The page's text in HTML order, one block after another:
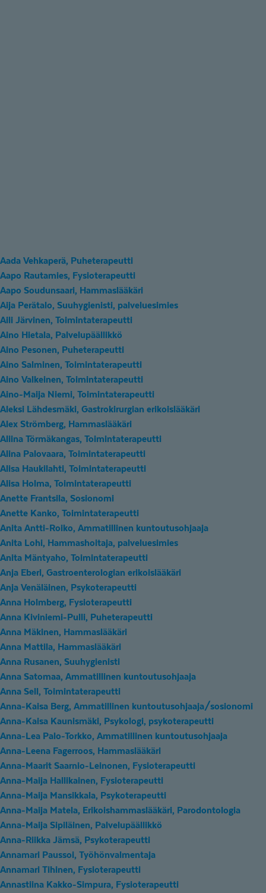
Aada Vehkaperä, Puheterapeutti
Aapo Rautamies, Fysioterapeutti
Aapo Soudunsaari, Hammaslääkäri
Aija Perätalo, Suuhygienisti, palveluesimies
Aili Järvinen, Toimintaterapeutti
Aino Hietala, Palvelupäällikkö
Aino Pesonen, Puheterapeutti
Aino Salminen, Toimintaterapeutti
Aino Valkeinen, Toimintaterapeutti
Aino-Maija Niemi, Toimintaterapeutti
Aleksi Lähdesmäki, Gastrokirurgian erikoislääkäri
Alex Strömberg, Hammaslääkäri
Aliina Törmäkangas, Toimintaterapeutti
Alina Palovaara, Toimintaterapeutti
Alisa Haukilahti, Toimintaterapeutti
Alisa Holma, Toimintaterapeutti
Anette Frantsila, Sosionomi
Anette Kanko, Toimintaterapeutti
Anita Antti-Roiko, Ammatillinen kuntoutusohjaaja
Anita Lohi, Hammashoitaja, palveluesimies
Anita Mäntyaho, Toimintaterapeutti
Anja Eberl, Gastroenterologian erikoislääkäri
Anja Venäläinen, Psykoterapeutti
Anna Holmberg, Fysioterapeutti
Anna Kiviniemi-Pulli, Puheterapeutti
Anna Mäkinen, Hammaslääkäri
Anna Mattila, Hammaslääkäri
Anna Rusanen, Suuhygienisti
Anna Satomaa, Ammatillinen kuntoutusohjaaja
Anna Sell, Toimintaterapeutti
Anna-Kaisa Berg, Ammatillinen kuntoutusohjaaja/sosionomi
Anna-Kaisa Kaunismäki, Psykologi, psykoterapeutti
Anna-Lea Palo-Torkko, Ammatillinen kuntoutusohjaaja
Anna-Leena Fagerroos, Hammaslääkäri
Anna-Maarit Saarnio-Leinonen, Fysioterapeutti
Anna-Maija Hallikainen, Fysioterapeutti
Anna-Maija Mansikkala, Psykoterapeutti
Anna-Maija Matela, Erikoishammaslääkäri, Parodontologia
Anna-Maija Sipiläinen, Palvelupäällikkö
Anna-Riikka Jämsä, Psykoterapeutti
Annamari Paussoi, Työhönvalmentaja
Annamari Tihinen, Fysioterapeutti
Annastiina Kakko-Simpura, Fysioterapeutti